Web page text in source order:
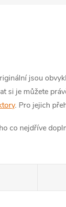
jsou
si je můžete
. Pro jejich
co nejdříve